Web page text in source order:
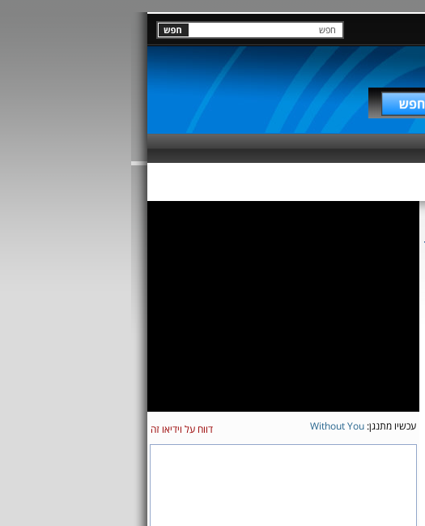
עכשיו מתנגן: Without You דווח על וידיאו זה